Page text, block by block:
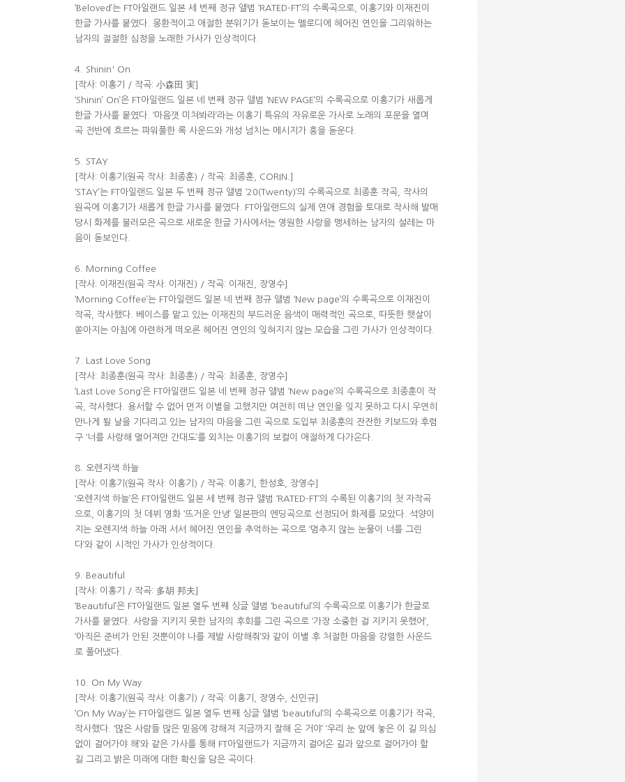
‘Beloved’는 FT아일랜드 일본 세 번째 정규 앨범 ‘RATED-FT’의 수록곡으로, 이홍기와 이재진이
한글 가사를 붙였다. 몽환적이고 애절한 분위기가 돋보이는 멜로디에 헤어진 연인을 그리워하는
남자의 절절한 심정을 노래한 가사가 인상적이다.
4. Shinin' On
[작사: 이홍기 / 작곡: 小森田 実]
‘Shinin’ On’은 FT아일랜드 일본 네 번째 정규 앨범 ‘NEW PAGE’의 수록곡으로 이홍기가 새롭게
한글 가사를 붙였다. ‘마음껏 미쳐봐라’라는 이홍기 특유의 자유로운 가사로 노래의 포문을 열며
곡 전반에 흐르는 파워풀한 록 사운드와 개성 넘치는 메시지가 흥을 돋운다.
5. STAY
[작사: 이홍기(원곡 작사: 최종훈) / 작곡: 최종훈, CORIN.]
‘STAY’는 FT아일랜드 일본 두 번째 정규 앨범 ‘20(Twenty)’의 수록곡으로 최종훈 작곡, 작사의
원곡에 이홍기가 새롭게 한글 가사를 붙였다. FT아일랜드의 실제 연애 경험을 토대로 작사해 발매
당시 화제를 불러모은 곡으로 새로운 한글 가사에서는 영원한 사랑을 맹세하는 남자의 설레는 마
음이 돋보인다.
6. Morning Coffee
[작사: 이재진(원곡 작사: 이재진) / 작곡: 이재진, 장영수]
‘Morning Coffee’는 FT아일랜드 일본 네 번째 정규 앨범 ‘New page’의 수록곡으로 이재진이
작곡, 작사했다. 베이스를 맡고 있는 이재진의 부드러운 음색이 매력적인 곡으로, 따뜻한 햇살이
쏟아지는 아침에 아련하게 떠오른 헤어진 연인의 잊혀지지 않는 모습을 그린 가사가 인상적이다.
7. Last Love Song
[작사: 최종훈(원곡 작사: 최종훈) / 작곡: 최종훈, 장영수]
‘Last Love Song’은 FT아일랜드 일본 네 번째 정규 앨범 ‘New page’의 수록곡으로 최종훈이 작
곡, 작사했다. 용서할 수 없어 먼저 이별을 고했지만 여전히 떠난 연인을 잊지 못하고 다시 우연히
만나게 될 날을 기다리고 있는 남자의 마음을 그린 곡으로 도입부 최종훈의 잔잔한 키보드와 후렴
구 ‘너를 사랑해 멀어져만 간대도’를 외치는 이홍기의 보컬이 애절하게 다가온다.
8. 오렌지색 하늘
[작사: 이홍기(원곡 작사: 이홍기) / 작곡: 이홍기, 한성호, 장영수]
‘오렌지색 하늘’은 FT아일랜드 일본 세 번째 정규 앨범 ‘RATED-FT’의 수록된 이홍기의 첫 자작곡
으로, 이홍기의 첫 데뷔 영화 ‘뜨거운 안녕’ 일본판의 엔딩곡으로 선정되어 화제를 모았다. 석양이
지는 오렌지색 하늘 아래 서서 헤어진 연인을 추억하는 곡으로 ‘멈추지 않는 눈물이 너를 그린
다’와 같이 시적인 가사가 인상적이다.
9. Beautiful
[작사: 이홍기 / 작곡: 多胡 邦夫]
‘Beautiful’은 FT아일랜드 일본 열두 번째 싱글 앨범 ‘beautiful’의 수록곡으로 이홍기가 한글로
가사를 붙였다. 사랑을 지키지 못한 남자의 후회를 그린 곡으로 ‘가장 소중한 걸 지키지 못했어’,
‘아직은 준비가 안된 것뿐이야 나를 제발 사랑해줘’와 같이 이별 후 처절한 마음을 강렬한 사운드
로 풀어냈다.
10. On My Way
[작사: 이홍기(원곡 작사: 이홍기) / 작곡: 이홍기, 장영수, 신민규]
‘On My Way’는 FT아일랜드 일본 열두 번째 싱글 앨범 ‘beautiful’의 수록곡으로 이홍기가 작곡,
작사했다. ‘많은 사람들 많은 믿음에 강해져 지금까지 잘해 온 거야’ ‘우리 눈 앞에 놓은 이 길 의심
없이 걸어가야 해’와 같은 가사를 통해 FT아일랜드가 지금까지 걸어온 길과 앞으로 걸어가야 할
길 그리고 밝은 미래에 대한 확신을 담은 곡이다.